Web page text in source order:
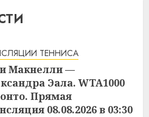
ТЕННИСА
Макнелли —
Эала. WTA1000
Прямая
08.08.2026 в 03:30